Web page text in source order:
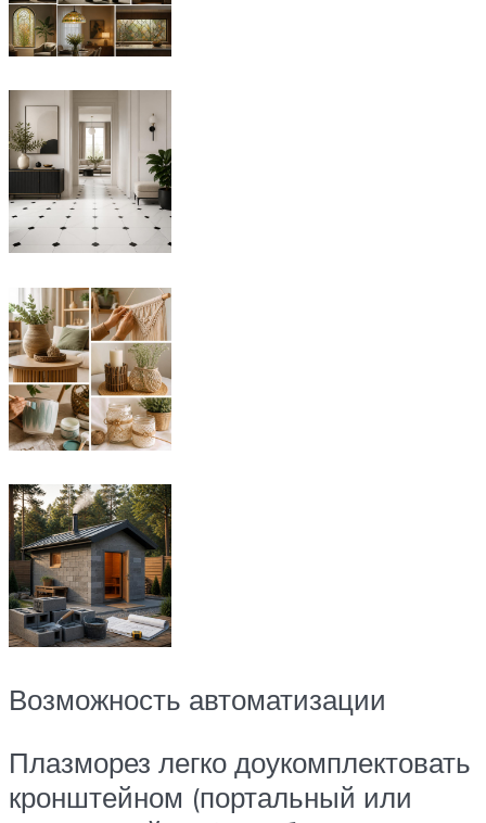
Возможность автоматизации
Плазморез легко доукомплектовать
кронштейном (портальный или